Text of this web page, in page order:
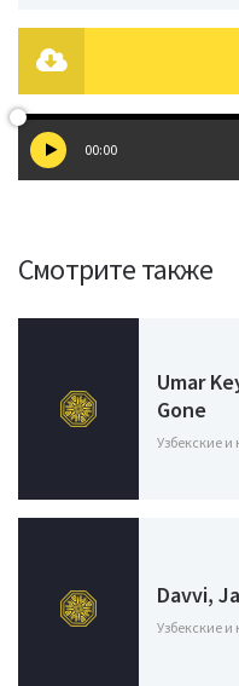
00:00
Смотрите также
Umar
Gone
Узбекские и
Davvi,
Узбекские и